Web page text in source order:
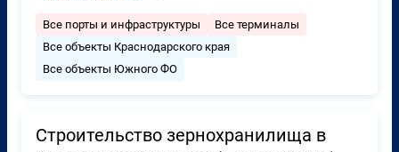
Все порты и инфраструктуры
Все терминалы
Все объекты Краснодарского края
Все объекты Южного ФО
Строительство зернохранилища в